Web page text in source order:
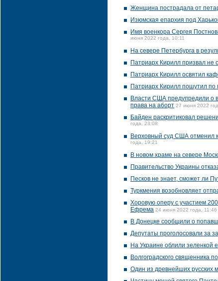
Женщина пострадала от
Изюмская епархия под
Имя военкора Сергея
июня 2022 года, 10:11
На севере Петербурга в
Патриарх Кирилл призвал не
Патриарх Кирилл освятил
Патриарх Кирилл пошутил по
Власти США предупредили о
права на аборт 27 июня 2022
Байден раскритиковал
года, 23:08
Верховный суд США отменил
года, 19:21
В новом храме на севере
Правительство Украины
Песков не знает, сможет ли
Туркмения возобновляет
Хоровую оперу с участием
Ефрема 24 июня 2022 года, 11:46
В Донецке сообщили о
Депутаты проголосовали за
На Украине облили
Волгоградского священника
Один из древнейших русских